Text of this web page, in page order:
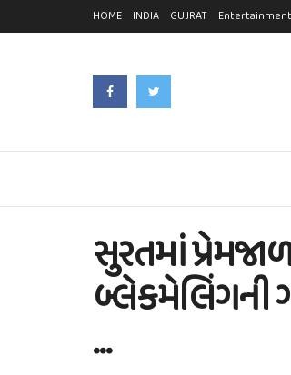
HOME INDIA GUJRAT Entertainment
સુરતમાં
બ્લેકમેલિંગની
…